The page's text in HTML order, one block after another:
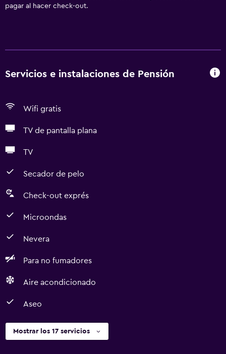
pagar al hacer check-out.
Servicios e instalaciones de Pensión
Wifi gratis
TV de pantalla plana
TV
Secador de pelo
Check-out exprés
Microondas
Nevera
Para no fumadores
Aire acondicionado
Aseo
Mostrar los 17 servicios